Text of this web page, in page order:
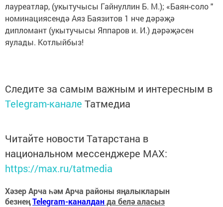
лауреатлар, (укытучысы Гайнуллин Б. М.); «Баян-соло "
номинациясендә Аяз Баязитов 1 нче дәрәҗә
дипломант (укытучысы Яппаров и. И.) дәрәҗәсен
яулады. Котлыйбыз!
Следите за самым важным и интересным в
Telegram-канале Татмедиа
Читайте новости Татарстана в
национальном мессенджере MАХ:
https://max.ru/tatmedia
Хәзер Арча һәм Арча районы яңалыкларын
безнеңTelegram-каналданда белә аласыз